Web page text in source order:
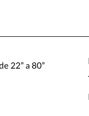
22” a 80”